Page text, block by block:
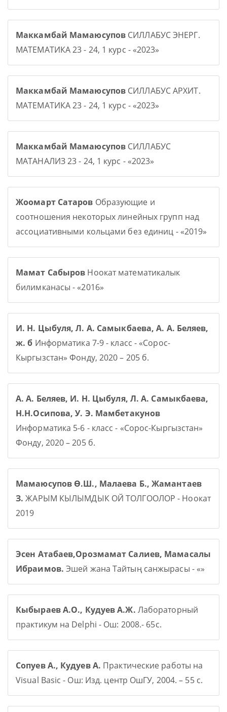
Маккамбай Мамаюсупов СИЛЛАБУС ЭНЕРГ.
МАТЕМАТИКА 23 - 24, 1 курс - «2023»
Маккамбай Мамаюсупов СИЛЛАБУС АРХИТ.
МАТЕМАТИКА 23 - 24, 1 курс - «2023»
Маккамбай Мамаюсупов СИЛЛАБУС
МАТАНАЛИЗ 23 - 24, 1 курс - «2023»
Жоомарт Сатаров Образующие и
соотношения некоторых линейных групп над
ассоциативными кольцами без единиц - «2019»
Мамат Сабыров Ноокат математикалык
билимканасы - «2016»
И. Н. Цыбуля, Л. А. Самыкбаева, А. А. Беляев,
ж. б Информатика 7-9 - класс - «Сорос-
Кыргызстан» Фонду, 2020 – 205 б.
А. А. Беляев, И. Н. Цыбуля, Л. А. Самыкбаева,
Н.Н.Осипова, У. Э. Мамбетакунов
Информатика 5-6 - класс - «Сорос-Кыргызстан»
Фонду, 2020 – 205 б.
Мамаюсупов Ө.Ш., Малаева Б., Жамантаев
З. ЖАРЫМ КЫЛЫМДЫК ОЙ ТОЛГООЛОР - Ноокат
2019
Эсен Атабаев,Орозмамат Салиев, Мамасалы
Ибраимов. Эшей жана Тайтың санжырасы - «»
Кыбыраев А.О., Кудуев А.Ж. Лабораторный
практикум на Delphi - Ош: 2008.- 65с.
Сопуев А., Кудуев А. Практические работы на
Visual Basic - Ош: Изд. центр ОшГУ, 2004. – 55 с.